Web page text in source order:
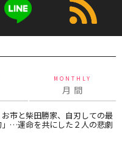
MONTHLY
月 間
お市と柴田勝家、自刃しての最
…運命を共にした２人の悲劇